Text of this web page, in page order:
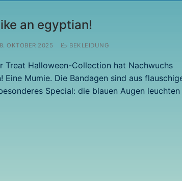
an egyptian!
OKTOBER 2025 BEKLEIDUNG
Treat Halloween-Collection hat Nachwuchs
Eine Mumie. Die Bandagen sind aus
Special: die blauen Augen leuchten